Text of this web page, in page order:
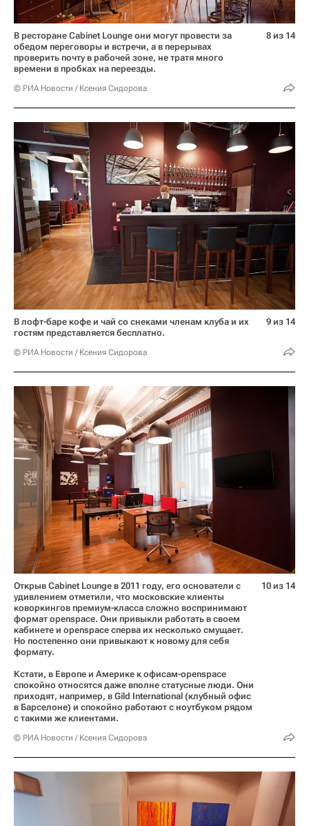
В ресторане Cabinet Lounge они могут провести за
обедом переговоры и встречи, а в перерывах
проверить почту в рабочей зоне, не тратя много
времени в пробках на переезды.
© РИА Новости / Ксения Сидорова
8 из 14
В лофт-баре кофе и чай со снеками членам клуба и их
гостям представляется бесплатно.
© РИА Новости / Ксения Сидорова
9 из 14
Открыв Cabinet Lounge в 2011 году, его основатели с
удивлением отметили, что московские клиенты
коворкингов премиум-класса сложно воспринимают
формат openspace. Они привыкли работать в своем
кабинете и openspace сперва их несколько смущает.
Но постепенно они привыкают к новому для себя
формату.
Кстати, в Европе и Америке к офисам-openspace
спокойно относятся даже вполне статусные люди. Они
приходят, например, в Gild International (клубный офис
в Барселоне) и спокойно работают с ноутбуком рядом
с такими же клиентами.
© РИА Новости / Ксения Сидорова
10 из 14